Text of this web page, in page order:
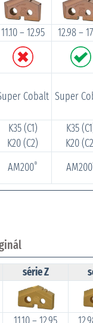
11.10 – 12.95 12.98 –
Cobalt Super
K35 (C1)
K20 (C2)
K35
K20
AM200® AM200
série Z
11.10 – 12.95